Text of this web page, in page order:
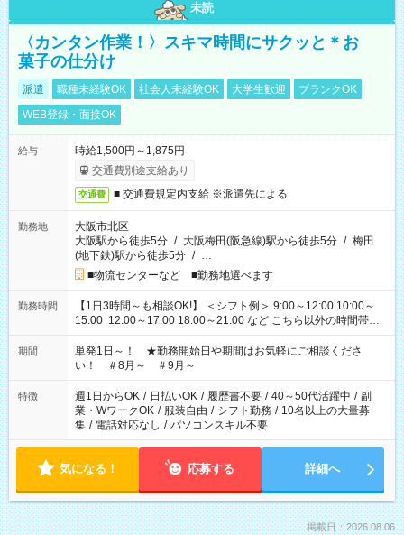
未読
〈カンタン作業！〉スキマ時間にサクッと＊お
菓子の仕分け
派遣 職種未経験OK 社会人未経験OK 大学生歓迎
ブランクOK
WEB登録・面接OK
給与
時給1,500円～1,875円
交通費別途支給あり
交通費 ■ 交通費規定内支給 ※派遣先による
勤務地
大阪市北区
大阪駅から徒歩5分 / 大阪梅田(阪急線)駅から徒歩5分 / 梅田
(地下鉄)駅から徒歩5分 / …
■物流センターなど ■勤務地選べます
勤務時間
【1日3時間～も相談OK!】 ＜シフト例＞ 9:00～12:00 10:00～
15:00 12:00～17:00 18:00～21:00 など こちら以外の時間帯も
お気軽にご相談ください！
期間
単発1日～！ ★勤務開始日や期間はお気軽にご相談くださ
い！ ＃8月～ ＃9月～
特徴 週1日からOK / 日払いOK / 履歴書不要 / 40～50代活躍中 / 副
業・WワークOK / 服装自由 / シフト勤務 / 10名以上の大量募
集 / 電話対応なし / パソコンスキル不要
気になる！ 応募する 詳細へ
掲載日：2026.08.06